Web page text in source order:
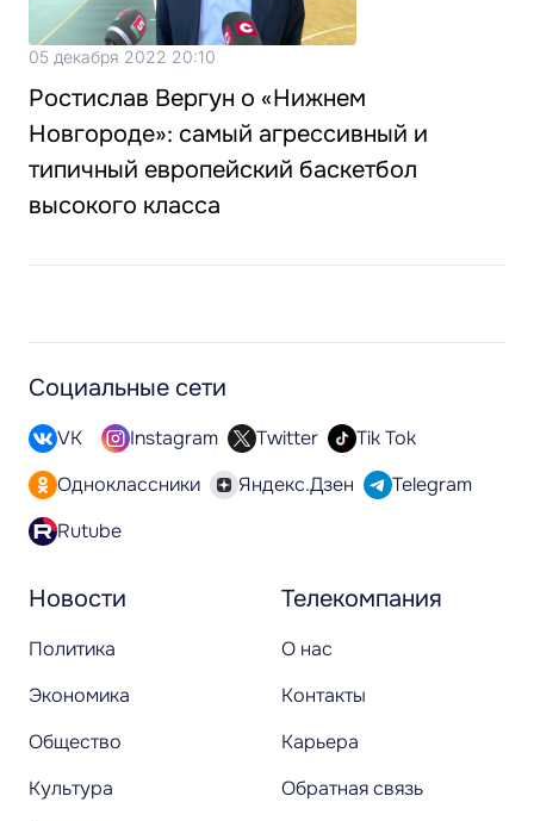
05 декабря 2022 20:10
Ростислав Вергун о «Нижнем
Новгороде»: самый агрессивный и
типичный европейский баскетбол
высокого класса
Новости
Политика
Экономика
Общество
Культура
Телекомпания
О нас
Контакты
Карьера
Обратная связь
Социальные сети
VK Instagram Twitter
Tik Tok
Одноклассники
Яндекс.Дзен
Telegram
Rutube